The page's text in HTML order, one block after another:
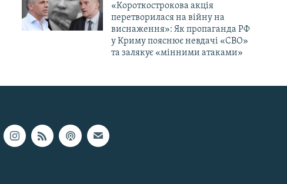
«Короткострокова акція
перетворилася на війну на
виснаження»: Як пропаганда РФ
у Криму пояснює невдачі «СВО»
та залякує «мінними атаками»